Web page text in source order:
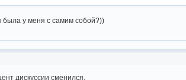
была у меня с самим собой?))
дискуссии сменился.